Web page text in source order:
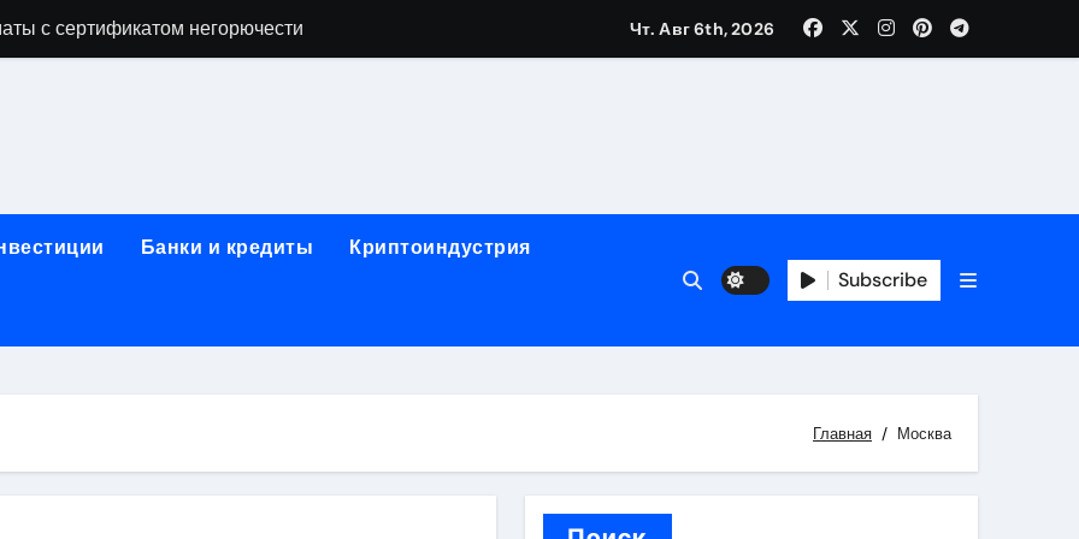
с сертификатом негорючести
и направляющих для конвейерных лент
лотков для хранения электронных компонентов
этапы строительства, проверка застройщика и сценарии оформления сделки
Чт. Авг 6th, 2026
Банки и кредиты Криптоиндустрия
Subscribe
Главная Москва